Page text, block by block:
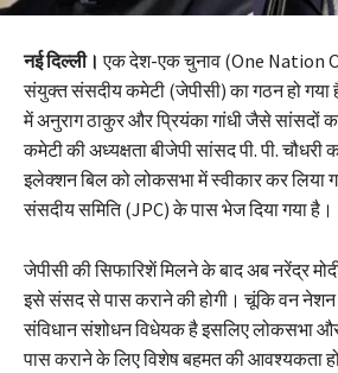
नई दिल्ली। एक देश-एक चुनाव (One Nation
संयुक्‍त संसदीय कमेटी (जेपीसी) का गठन हो गया
में अनुराग ठाकुर और प्रियंका गांधी जैसे सांसदों
कमेटी की अध्यक्षता बीजेपी सांसद पी. पी.
इलेक्शन बिल को लोकसभा में स्वीकार कर
संसदीय समिति (JPC) के पास भेज दिया गया है।
जेपीसी की सिफारिशें मिलने के बाद अब नरेंद्र
इसे संसद से पास कराने की होगी। चूंकि वन
संविधान संशोधन विधेयक है इसलिए लोकसभा
पास कराने के लिए विशेष बहमत की आवश्यकता